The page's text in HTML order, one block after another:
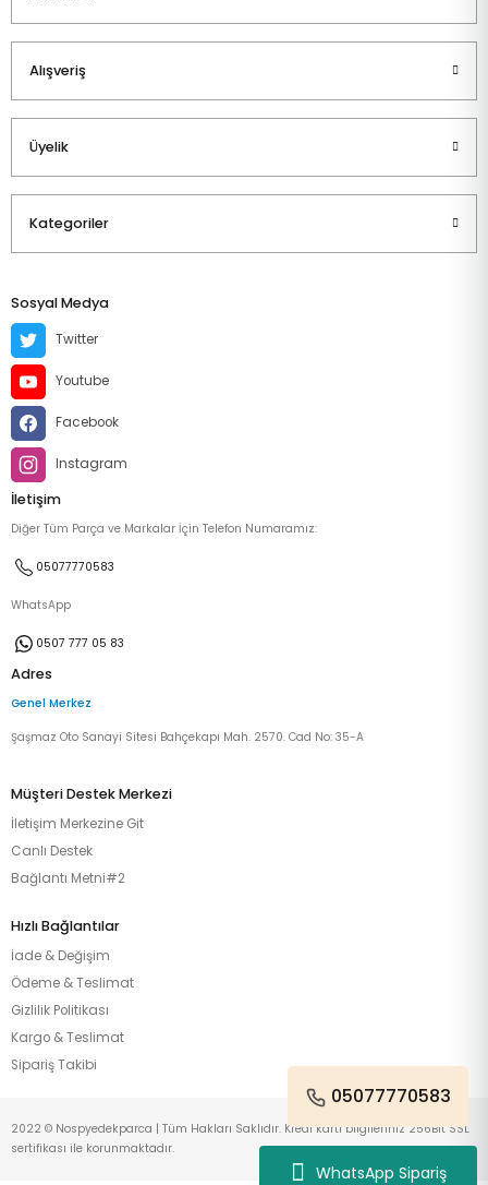
WhatsApp Sipariş
Alışveriş
Üyelik
Kategoriler
Sosyal Medya
Twitter
Youtube
Facebook
Instagram
İletişim
Diğer Tüm Parça ve Markalar İçin Telefon Numaramız:
05077770583
WhatsApp
0507 777 05 83
Adres
Genel Merkez
Şaşmaz Oto Sanayi Sitesi Bahçekapı Mah. 2570. Cad No: 35-A
Müşteri Destek Merkezi
İletişim Merkezine Git
Canlı Destek
Bağlantı Metni#2
Hızlı Bağlantılar
İade & Değişim
Ödeme & Teslimat
Gizlilik Politikası
Kargo & Teslimat
Sipariş Takibi
05077770583
2022 © Nospyedekparca | Tüm Hakları Saklıdır. Kredi kartı bilgileriniz 256Bit SSL
sertifikası ile korunmaktadır.